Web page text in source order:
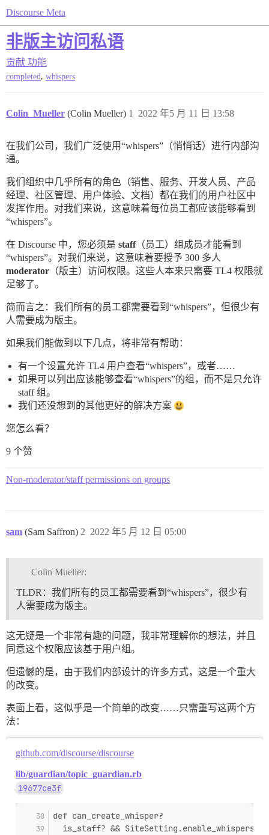
Discourse Meta
非版主访问私语
贡献 功能
completed, whispers
Colin_Mueller (Colin Mueller) 2022 年5 月 11 日 13:58
1
在我们公司，我们广泛使用“whispers”（悄悄话）进行内部沟
通。
我们组织中几乎所有的角色（销售、服务、开发人员、产品
经理、社区管理、用户体验、文档）都在我们的用户社区中
发挥作用。对我们来说，这意味着每位员工都应该能够看到
“whispers”。
在 Discourse 中，您必须是 staff（员工）组成员才能看到
“whispers”。对我们来说，这意味着要授予 300 多人
moderator （版主）访问权限。这些人本来只需要 TL4 权限就
足够了。
简而言之：我们所有的员工都需要看到“whispers”，但很少有
人需要成为版主。
如果我们能做到以下几点，将非常有帮助：
有一个设置允许 TL4 用户查看“whispers”，或者……
如果可以列出应该能够查看“whispers”的组，而不是只允许
staff 组。
我们还没想到的其他更好的解决方案
您怎么看？
9 个赞
Non-moderator/staff permissions on groups
sam (Sam Saffron) 2022 年5 月 12 日 05:00
2
Colin Mueller:
TLDR：我们所有的员工都需要看到“whispers”，很少有
人需要成为版主。
这无疑是一个非常有趣的问题，我非常理解你的想法，并且
同意这个权限应该基于用户组。
但遗憾的是，由于我们内部设计的许多方式，这是一个重大
的改变。
表面上看，这似乎是一个简单的改变……只需重写这两个方
法：
github.com/discourse/discourse
lib/guardian/topic_guardian.rb
19677ce3f
def can_create_whisper?
  is_staff? && SiteSetting.enable_whispers?